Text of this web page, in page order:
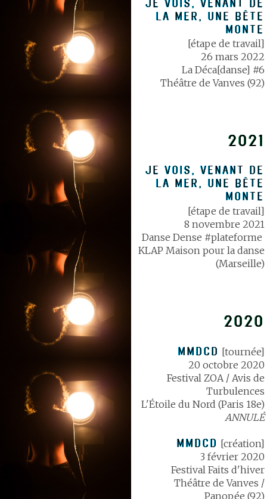
JE VOIS, VENANT DE
LA MER, UNE BÊTE
MONTE
[étape de travail]
26 mars 2022
La Déca[danse] #6
Théâtre de Vanves (92)
2021
JE VOIS, VENANT DE
LA MER, UNE BÊTE
MONTE
[étape de travail]
8 novembre 2021
Danse Dense #plateforme
KLAP Maison pour la danse
(Marseille)
2020
MMDCD [tournée]
20 octobre 2020
Festival ZOA / Avis de
Turbulences
L'Étoile du Nord (Paris 18e)
ANNULÉ
MMDCD [création]
3 février 2020
Festival Faits d'hiver
Théâtre de Vanves /
Panopée (92)